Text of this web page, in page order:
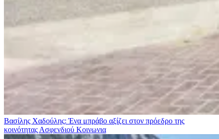
Βασίλης Χαδούλης: Ένα μπράβο αξίζει στον πρόεδρο της
κοινότητας Ασφενδιού Κοινωνια